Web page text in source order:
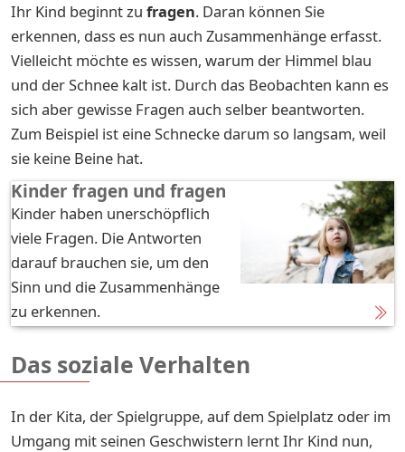
Ihr Kind beginnt zu fragen. Daran können Sie
erkennen, dass es nun auch Zusammenhänge erfasst.
Vielleicht möchte es wissen, warum der Himmel blau
und der Schnee kalt ist. Durch das Beobachten kann es
sich aber gewisse Fragen auch selber beantworten.
Zum Beispiel ist eine Schnecke darum so langsam, weil
sie keine Beine hat.
Kinder fragen und fragen
Kinder haben unerschöpflich
viele Fragen. Die Antworten
darauf brauchen sie, um den
Sinn und die Zusammenhänge
zu erkennen.
Das soziale Verhalten
In der Kita, der Spielgruppe, auf dem Spielplatz oder im
Umgang mit seinen Geschwistern lernt Ihr Kind nun,